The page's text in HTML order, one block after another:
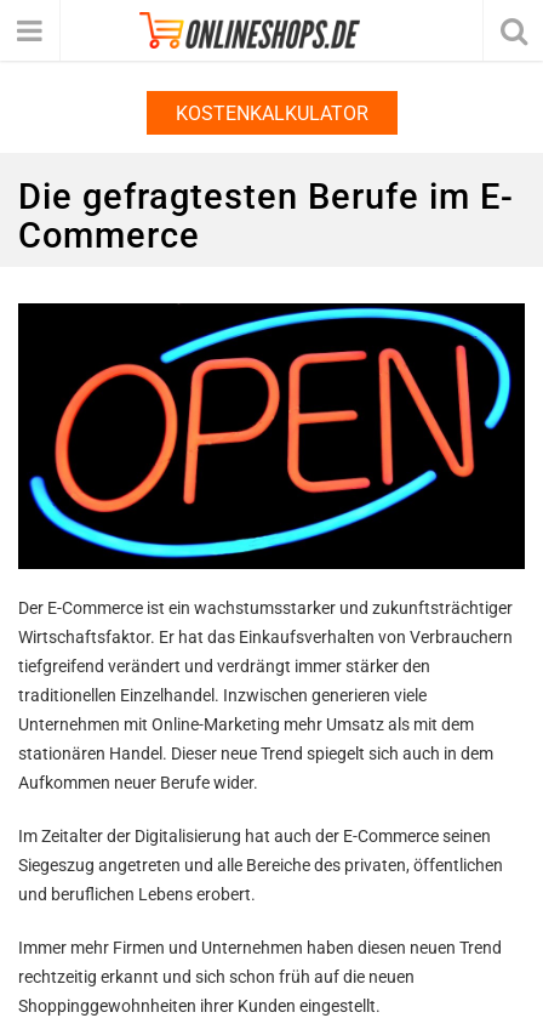
KOSTENKALKULATOR
Die gefragtesten Berufe im E-
Commerce
Der E-Commerce ist ein wachstumsstarker und zukunftsträchtiger
Wirtschaftsfaktor. Er hat das Einkaufsverhalten von Verbrauchern
tiefgreifend verändert und verdrängt immer stärker den
traditionellen Einzelhandel. Inzwischen generieren viele
Unternehmen mit Online-Marketing mehr Umsatz als mit dem
stationären Handel. Dieser neue Trend spiegelt sich auch in dem
Aufkommen neuer Berufe wider.
Im Zeitalter der Digitalisierung hat auch der E-Commerce seinen
Siegeszug angetreten und alle Bereiche des privaten, öffentlichen
und beruflichen Lebens erobert.
Immer mehr Firmen und Unternehmen haben diesen neuen Trend
rechtzeitig erkannt und sich schon früh auf die neuen
Shoppinggewohnheiten ihrer Kunden eingestellt.